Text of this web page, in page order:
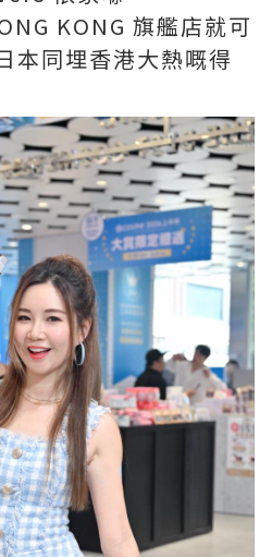
KONG 旗艦店就可
本同埋香港大熱嘅得